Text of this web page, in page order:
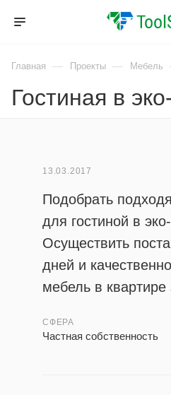
Главная — Проекты — Мебель
Гостиная в
13.03.2017
Подобрать
для гостиной в
Осуществить
дней и
мебель в квартире
СФЕРА
Частная собственность